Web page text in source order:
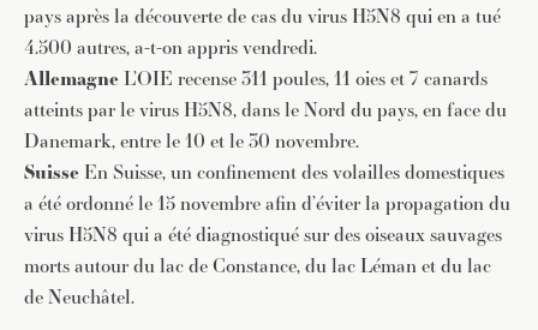
pays après la découverte de cas du virus H5N8 qui en a tué
4.500 autres, a-t-on appris vendredi.
AllemagneL’OIE recense 311 poules, 11 oies et 7 canards
atteints par le virus H5N8, dans le Nord du pays, en face du
Danemark, entre le 10 et le 30 novembre.
SuisseEn Suisse, un confinement des volailles domestiques
a été ordonné le 15 novembre afin d’éviter la propagation du
virus H5N8 qui a été diagnostiqué sur des oiseaux sauvages
morts autour du lac de Constance, du lac Léman et du lac
de Neuchâtel.